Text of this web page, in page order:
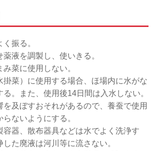
振る。
薬液を調製し、使いきる。
み菜に使用しない。
掛菜）に使用する場合、ほ場内に水がな
る。また、使用後14日間は入水しない。
を及ぼすおそれがあるので、養蚕で使用
ないようにする。
容器、散布器具などは水でよく洗浄す
した廃液は河川等に流さない。